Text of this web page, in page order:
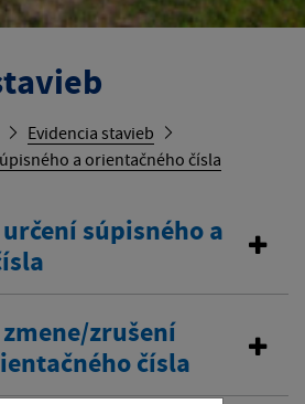
Evidencia stavieb
a orientačného čísla
súpisného a
zrušení
čísla